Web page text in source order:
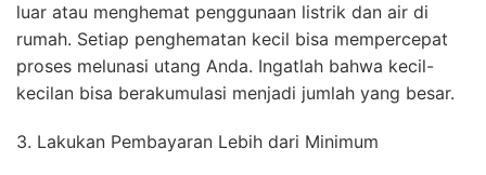
luar atau menghemat penggunaan listrik dan air di
rumah. Setiap penghematan kecil bisa mempercepat
proses melunasi utang Anda. Ingatlah bahwa kecil-
kecilan bisa berakumulasi menjadi jumlah yang besar.
3. Lakukan Pembayaran Lebih dari Minimum